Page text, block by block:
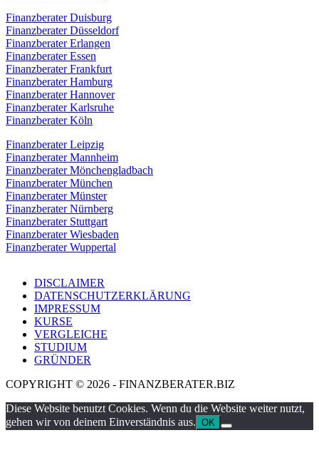
Finanzberater Duisburg
Finanzberater Düsseldorf
Finanzberater Erlangen
Finanzberater Essen
Finanzberater Frankfurt
Finanzberater Hamburg
Finanzberater Hannover
Finanzberater Karlsruhe
Finanzberater Köln
Finanzberater Leipzig
Finanzberater Mannheim
Finanzberater Mönchengladbach
Finanzberater München
Finanzberater Münster
Finanzberater Nürnberg
Finanzberater Stuttgart
Finanzberater Wiesbaden
Finanzberater Wuppertal
DISCLAIMER
DATENSCHUTZERKLÄRUNG
IMPRESSUM
KURSE
VERGLEICHE
STUDIUM
GRÜNDER
COPYRIGHT © 2026 - FINANZBERATER.BIZ
Diese Website benutzt Cookies. Wenn du die Website weiter nutzt,
gehen wir von deinem Einverständnis aus. OK